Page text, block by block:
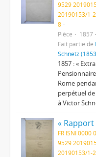
9529
20190153/1-
8
Pièce
1857
Fait partie de
Schnetz
1857 : «
Rome
perpétuel
à Victor
FR ISNI 0000
9529
20190153/1-